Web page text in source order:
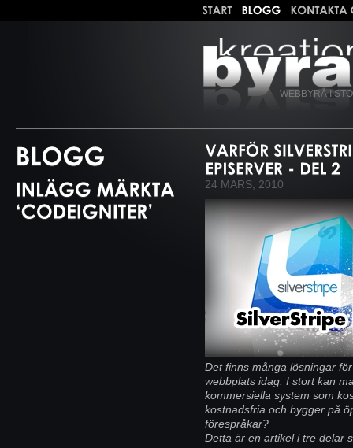
WEBBYRÅ I
24 MARS, 2010
Det finns många lösningar
webbplats idag. I stort kan
kommersiella system som
kostnadsfria och bygger på
förespråkar?
Detta är en artikel i tre delar